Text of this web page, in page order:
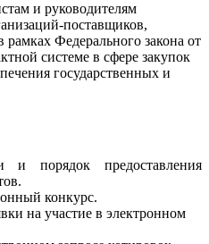
и руководителям
поставщиков,
Федерального закона от
системе в сфере закупок
государственных и
и порядок предоставления
конкурс.
на участие в электронном